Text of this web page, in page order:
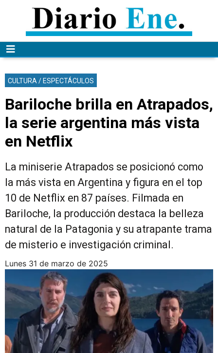
CULTURA / ESPECTÁCULOS
Bariloche brilla en Atrapados,
la serie argentina más vista
en Netflix
La miniserie Atrapados se posicionó como
la más vista en Argentina y figura en el top
10 de Netflix en 87 países. Filmada en
Bariloche, la producción destaca la belleza
natural de la Patagonia y su atrapante trama
de misterio e investigación criminal.
lunes 31 de marzo de 2025